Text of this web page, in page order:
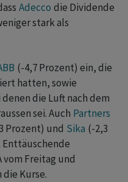
Adecco die Dividende
stark als
(-4,7 Prozent) ein, die
hatten, sowie
die Luft nach dem
sei. Auch Partners
Prozent) und Sika (-2,3
Freitag und
Kurse.